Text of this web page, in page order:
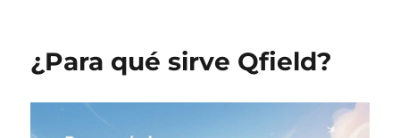
¿Para qué sirve Qfield?